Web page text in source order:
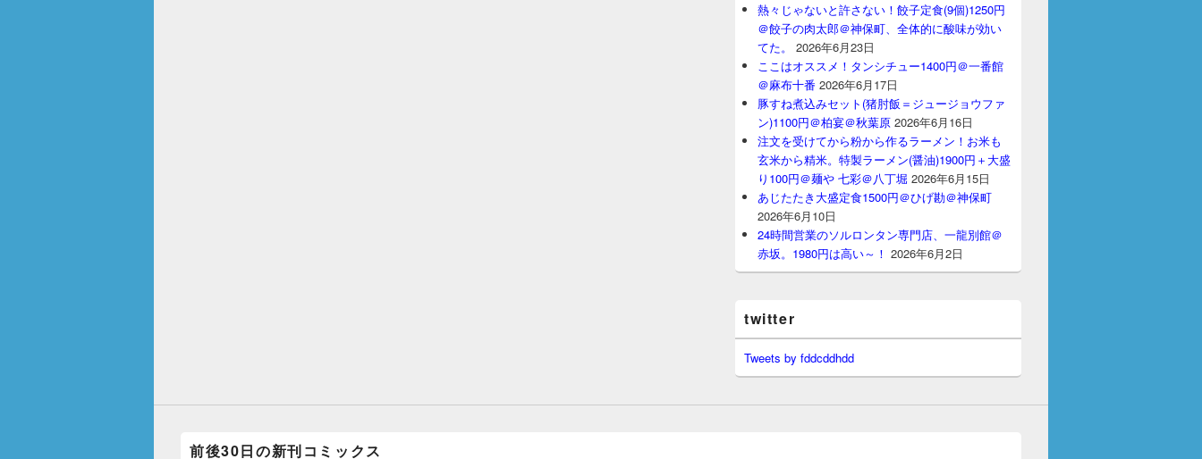
熱々じゃないと許さない！餃子定食(9個)1250円
＠餃子の肉太郎＠神保町、全体的に酸味が効い
てた。
2026年6月23日
ここはオススメ！タンシチュー1400円＠一番館
＠麻布十番 2026年6月17日
豚すね煮込みセット(猪肘飯＝ジュージョウファ
ン)1100円＠柏宴＠秋葉原 2026年6月16日
注文を受けてから粉から作るラーメン！お米も
玄米から精米。特製ラーメン(醤油)1900円＋大盛
り100円＠麺や 七彩＠八丁堀 2026年6月15日
あじたたき大盛定食1500円＠ひげ勘＠神保町
2026年6月10日
24時間営業のソルロンタン専門店、一龍別館＠
赤坂。1980円は高い～！ 2026年6月2日
twitter
Tweets by fddcddhdd
前後30日の新刊コミックス